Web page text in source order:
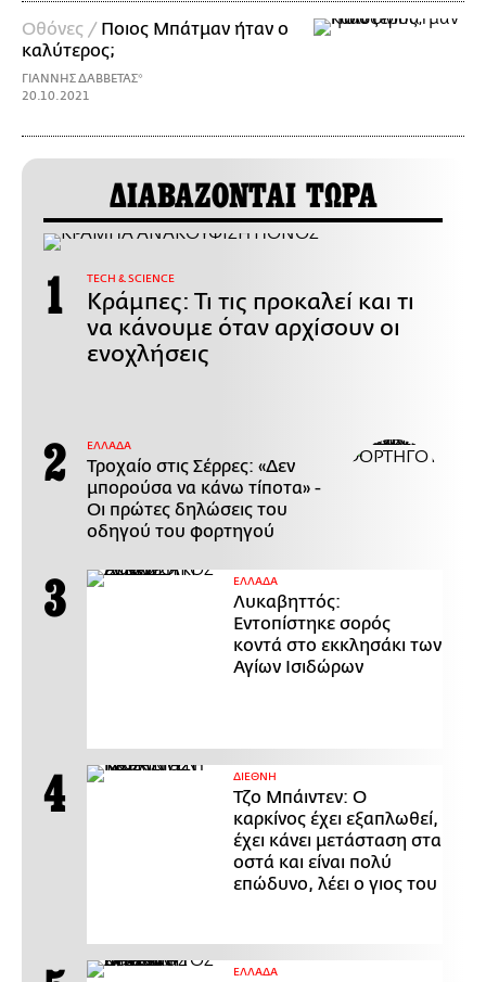
Οθόνες / Ποιος Μπάτμαν ήταν ο
καλύτερος;
ΓΙΑΝΝΗΣ ΔΑΒΒΕΤΑΣ*
20.10.2021
ΔΙΑΒΑΖΟΝΤΑΙ ΤΩΡΑ
ΤECH & SCIENCE
Κράμπες: Τι τις προκαλεί και τι
να κάνουμε όταν αρχίσουν οι
ενοχλήσεις
ΕΛΛΑΔΑ
Τροχαίο στις Σέρρες: «Δεν
μπορούσα να κάνω τίποτα» -
Οι πρώτες δηλώσεις του
οδηγού του φορτηγού
ΕΛΛΑΔΑ
Λυκαβηττός:
Εντοπίστηκε σορός
κοντά στο εκκλησάκι των
Αγίων Ισιδώρων
ΔΙΕΘΝΗ
Τζο Μπάιντεν: Ο
καρκίνος έχει εξαπλωθεί,
έχει κάνει μετάσταση στα
οστά και είναι πολύ
επώδυνο, λέει ο γιος του
ΕΛΛΑΔΑ